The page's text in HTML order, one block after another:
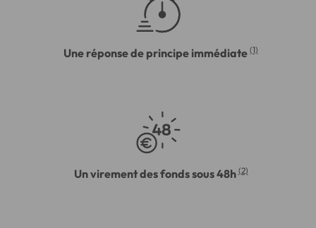
Une réponse de principe immédiate (1)
Un virement des fonds sous 48h (2)